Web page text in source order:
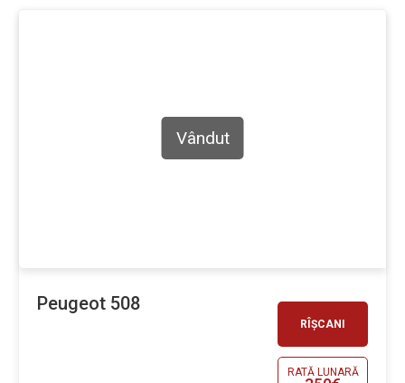
RÎȘCANI
RATĂ LUNARĂ
Vândut
Peugeot 508